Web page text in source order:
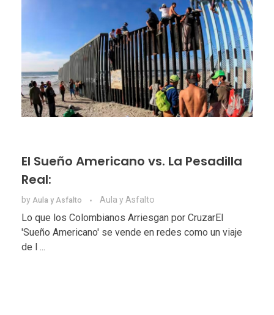
El Sueño Americano vs. La Pesadilla
Real:
by Aula y Asfalto Aula y Asfalto
Lo que los Colombianos Arriesgan por CruzarEl
'Sueño Americano' se vende en redes como un viaje
de l ...